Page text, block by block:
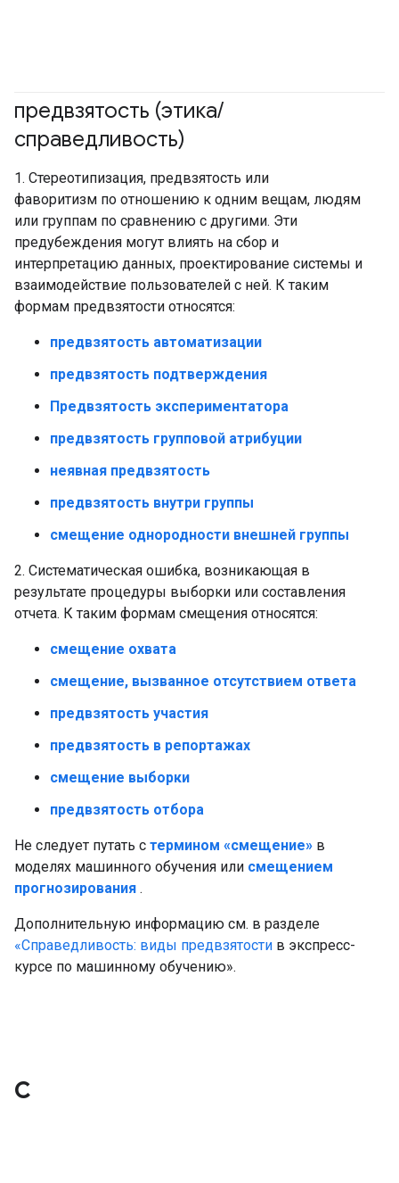
предвзятость (этика/
справедливость)
1. Стереотипизация, предвзятость или
фаворитизм по отношению к одним вещам, людям
или группам по сравнению с другими. Эти
предубеждения могут влиять на сбор и
интерпретацию данных, проектирование системы и
взаимодействие пользователей с ней. К таким
формам предвзятости относятся:
предвзятость автоматизации
предвзятость подтверждения
Предвзятость экспериментатора
предвзятость групповой атрибуции
неявная предвзятость
предвзятость внутри группы
смещение однородности внешней группы
2. Систематическая ошибка, возникающая в
результате процедуры выборки или составления
отчета. К таким формам смещения относятся:
смещение охвата
смещение, вызванное отсутствием ответа
предвзятость участия
предвзятость в репортажах
смещение выборки
предвзятость отбора
Не следует путать с термином «смещение» в
моделях машинного обучения или смещением
прогнозирования .
Дополнительную информацию см. в разделе
«Справедливость: виды предвзятости в экспресс-
курсе по машинному обучению».
С